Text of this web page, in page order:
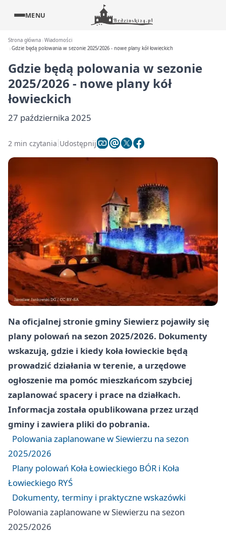
MENU
Strona główna Wiadomości
Gdzie będą polowania w sezonie 2025/2026 - nowe plany kół łowieckich
Gdzie będą polowania w sezonie
2025/2026 - nowe plany kół
łowieckich
27 października 2025
2 min czytania Udostępnij
Na oficjalnej stronie gminy Siewierz pojawiły się
plany polowań na sezon 2025/2026. Dokumenty
wskazują, gdzie i kiedy koła łowieckie będą
prowadzić działania w terenie, a urzędowe
ogłoszenie ma pomóc mieszkańcom szybciej
zaplanować spacery i prace na działkach.
Informacja została opublikowana przez urząd
gminy i zawiera pliki do pobrania.
Polowania zaplanowane w Siewierzu na sezon
2025/2026
Plany polowań Koła Łowieckiego BÓR i Koła
Łowieckiego RYŚ
Dokumenty, terminy i praktyczne wskazówki
Polowania zaplanowane w Siewierzu na sezon
2025/2026